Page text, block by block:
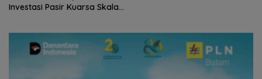
Investasi Pasir Kuarsa Skala